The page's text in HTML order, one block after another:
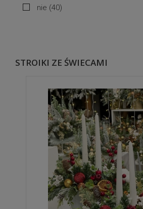
nie (40)
STROIKI ZE ŚWIECAMI